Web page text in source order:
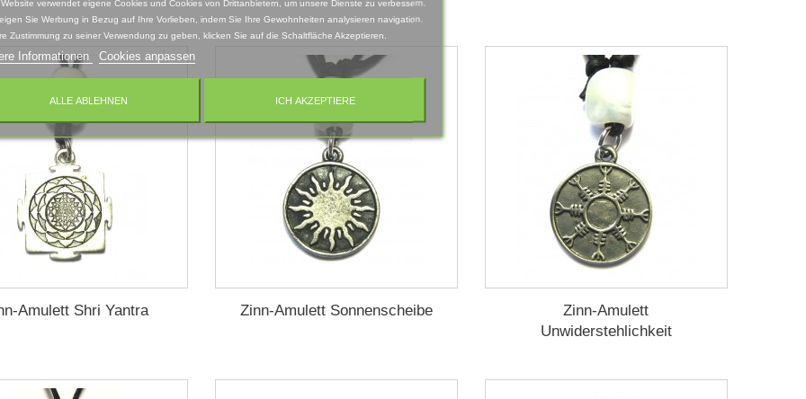
Amulett Shri Yantra Zinn-Amulett Sonnenscheibe
Zinn-Amulett
Unwiderstehlichkeit
verwendet eigene Cookies und Cookies von Drittanbietern, um unsere Dienste zu verbessern.
Sie Werbung in Bezug auf Ihre Vorlieben, indem Sie Ihre Gewohnheiten analysieren navigation.
Zustimmung zu seiner Verwendung zu geben, klicken Sie auf die Schaltfläche Akzeptieren.
Informationen Cookies anpassen
ALLE ABLEHNEN ICH AKZEPTIERE